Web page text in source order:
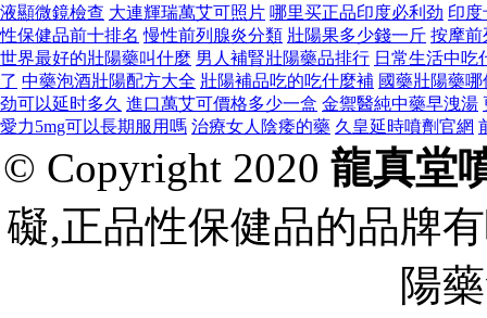
液顯微鏡檢查 大連輝瑞萬艾可照片 哪里买正品印度必利劲 印度
性保健品前十排名 慢性前列腺炎分類 壯陽果多少錢一斤 按摩前
世界最好的壯陽藥叫什麼 男人補腎壯陽藥品排行 日常生活中吃
了 中藥泡酒壯陽配方大全 壯陽補品吃的吃什麼補 國藥壯陽藥
劲可以延时多久 進口萬艾可價格多少一盒 金禦醫純中藥早洩湯
愛力5mg可以長期服用嗎 治療女人陰痿的藥 久皇延時噴劑官網
© Copyright 2020 龍真堂
礙,正品性保健品的品牌
陽